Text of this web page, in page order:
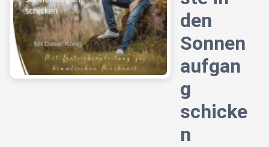
den
Sonnen
aufgan
g
schicke
n